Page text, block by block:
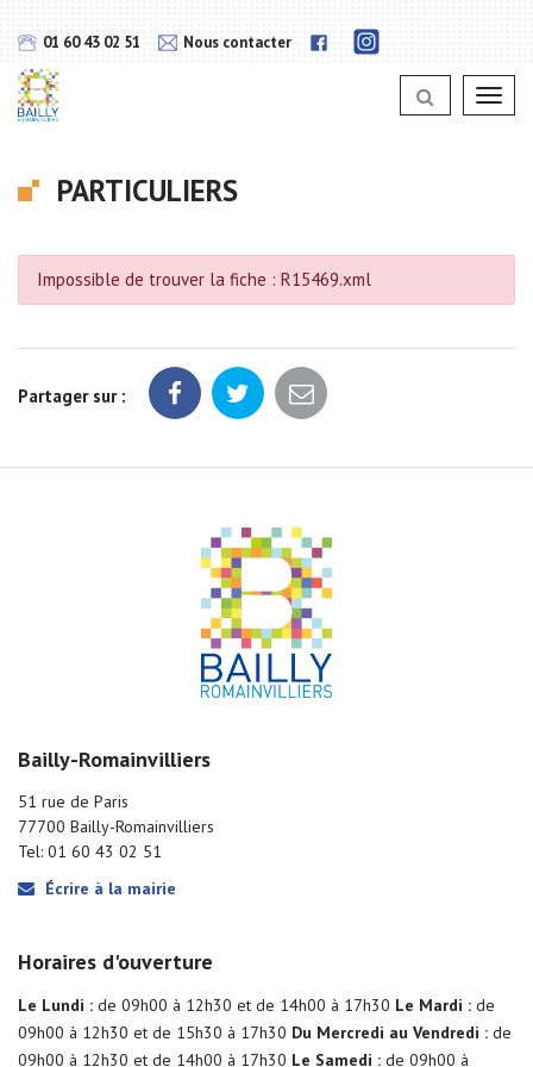
01 60 43 02 51 Nous contacter
Lien
notra
Instagram
PARTICULIERS
Impossible de trouver la fiche : R15469.xml
Partager sur :
Bailly-Romainvilliers
51 rue de Paris
77700 Bailly-Romainvilliers
Tel: 01 60 43 02 51
Écrire à la mairie
Horaires d'ouverture
Le Lundi : de 09h00 à 12h30 et de 14h00 à 17h30 Le Mardi : de
09h00 à 12h30 et de 15h30 à 17h30 Du Mercredi au Vendredi : de
09h00 à 12h30 et de 14h00 à 17h30 Le Samedi : de 09h00 à